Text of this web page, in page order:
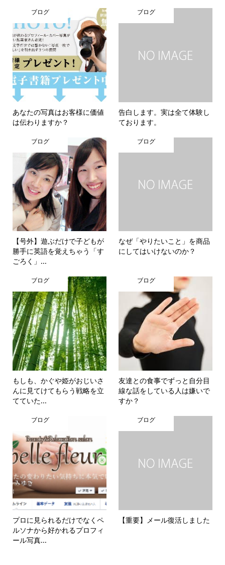
ブログ
あなたの写真はお客様に価値
は伝わりますか？
ブログ
告白します。実は全て体験し
ております。
ブログ
【号外】遊ぶだけで子どもが
勝手に英語を覚えちゃう「す
ごろく」...
ブログ
なぜ「やりたいこと」を商品
にしてはいけないのか？
ブログ
もしも、かぐや姫がおじいさ
んに見てけてもらう戦略を立
てていた...
ブログ
友達との食事でずっと自分目
線な話をしている人は嫌いで
すか？
ブログ
プロに見られるだけでなくペ
ルソナから好かれるプロフィ
ール写真...
ブログ
【重要】メール復活しました